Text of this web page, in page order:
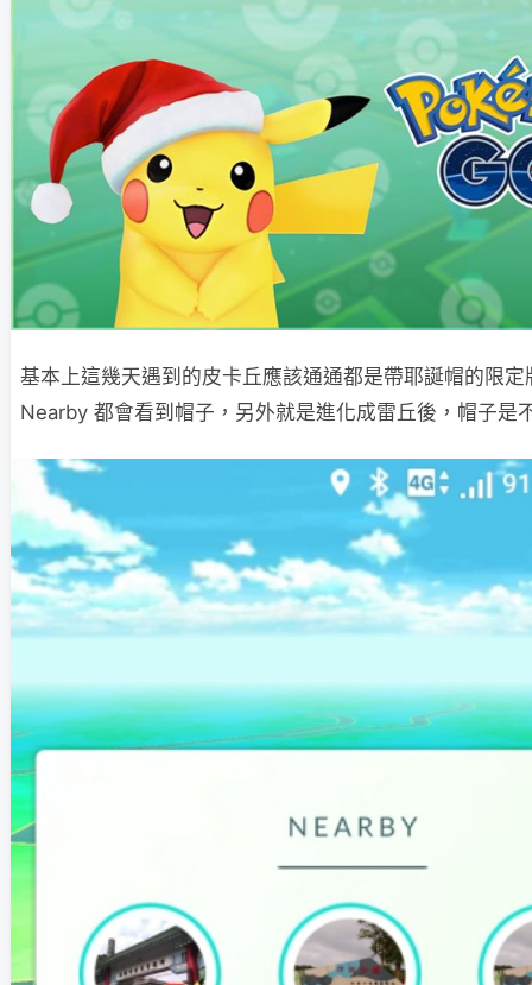
基本上這幾天遇到的皮卡丘應該通通都是帶耶誕帽的限定
Nearby 都會看到帽子，另外就是進化成雷丘後，帽子是